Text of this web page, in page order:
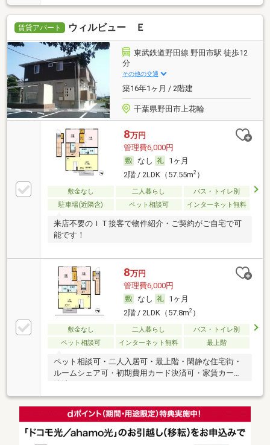
賃貸アパート ウィルビュー Ｅ
東武鉄道野田線 野田市駅 徒歩12
分
その他の交通
築16年1ヶ月 / 2階建
千葉県野田市上花輪
8万円
管理費6,000円
なし
1ヶ月
2階 / 2LDK（57.55m2）
敷金なし 二人暮らし
バス・トイレ別
駐車場(近隣含)
ペット相談可 インターネット無料
来店不要のＩＴ接客で物件紹介・ご契約がご自宅で可
能です！
8万円
管理費6,000円
なし
1ヶ月
2階 / 2LDK（57.8m2）
敷金なし 二人暮らし
バス・トイレ別
ペット相談可
インターネット無料 最上階
ペット相談可・二人入居可・最上階・閑静な住宅街・
ルームシェア可・初期費用カード決済可・家賃カード